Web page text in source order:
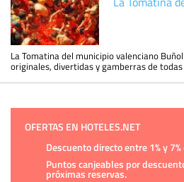
La Tomatina del municipio valenciano
originales, divertidas y gamberras de todas
OFERTAS EN HOTELES.NET
Descuento directo entre 1% y
Puntos canjeables por
próximas reservas.